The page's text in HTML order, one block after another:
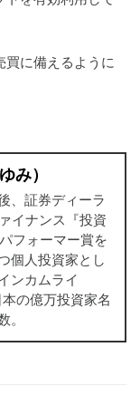
買に備えるように
み）
、証券ディーラ
イナンス『投資
フォーマー賞を
個人投資家とし
ンカムライ
の億万投資家名
。